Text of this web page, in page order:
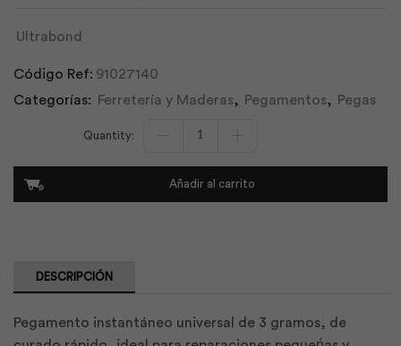
Ultrabond
Código Ref: 91027140
Categorías:
Ferretería y Maderas, Pegamentos, Pegas
instantaneo
Ultrabond
Añadir al carrito
DESCRIPCIÓN
Pegamento instantáneo universal de 3 gramos, de